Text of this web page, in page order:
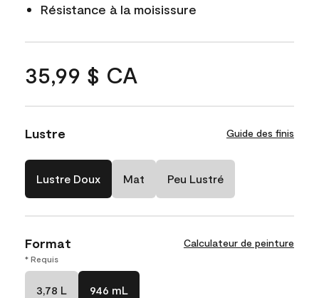
Résistance à la moisissure
35,99 $ CA
Lustre Guide des finis
Lustre Doux Mat Peu Lustré
Format Calculateur de peinture
* Requis
3,78 L 946 mL